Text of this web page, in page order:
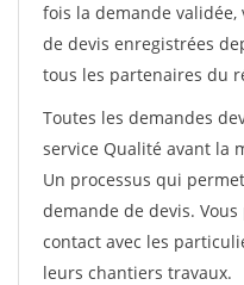
fois la demande validée,
de devis enregistrées
tous les partenaires du
Toutes les demandes
service Qualité avant la
Un processus qui
demande de devis.
contact avec les
leurs chantiers travaux.